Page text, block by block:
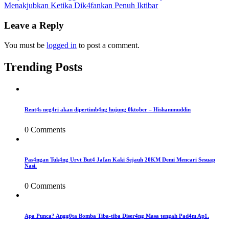
navigation
Menakjubkan Ketika Dik4fankan Penuh Iktibar
Leave a Reply
You must be logged in to post a comment.
Trending Posts
Rent4s neg4ri akan dipertimb4ng hujung 0ktober – Hishammuddin
0 Comments
Pas4ngan Tuk4ng Urvt But4 JaIan Kaki Sejauh 20KM Demi Mencari Sesuap
Nasi.
0 Comments
Apa Punca? Angg0ta Bomba Tiba-tiba Diser4ng Masa tengah Pad4m Ap1.